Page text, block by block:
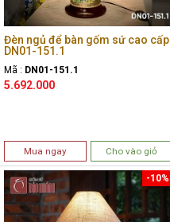
Đèn ngủ để bàn gốm sứ cao cấp
DN01-151.1
Mã : DN01-151.1
5.692.000
Mua ngay Cho vào giỏ
-10%